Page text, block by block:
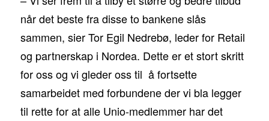
når det beste fra disse to bankene slås
sammen, sier Tor Egil Nedrebø, leder for Retail
og partnerskap i Nordea. Dette er et stort skritt
for oss og vi gleder oss til å fortsette
samarbeidet med forbundene der vi bla legger
til rette for at alle Unio-medlemmer har det